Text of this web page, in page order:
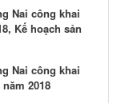
Nai công khai
Kế hoạch sản
Nai công khai
2018